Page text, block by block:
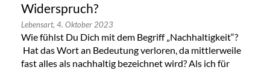
Widerspruch?
Lebensart, 4. Oktober 2023
Wie fühlst Du Dich mit dem Begriff „Nachhaltigkeit“?
Hat das Wort an Bedeutung verloren, da mittlerweile
fast alles als nachhaltig bezeichnet wird? Als ich für